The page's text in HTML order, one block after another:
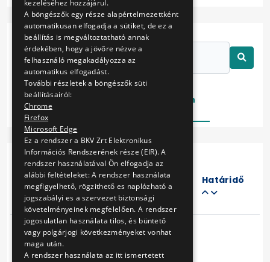
Folyamatban
Cím
Eljárás
száma
Határidő
kezeléséhez hozzájárul.
A böngészők egy része alapértelmezettként
automatikusan elfogadja a sütiket, de ez a
beállítás is megváltoztatható annak
érdekében, hogy a jövőre nézve a
felhasználó megakadályozza az
automatikus elfogadást.
További részletek a böngészők süti
beállításairól:
Chrome
Firefox
Microsoft Edge
Ez a rendszer a BKV Zrt Elektronikus
Információs Rendszerének része (EIR). A
rendszer használatával Ön elfogadja az
alábbi feltételeket: A rendszer használata
megfigyelhető, rögzithető es naplózható a
jogszabályi es a szervezet biztonsági
követelményeinek megfelelően. A rendszer
jogosulatlan használata tilos, és büntető
vagy polgárjogi következményeket vonhat
maga után.
A rendszer használata az itt ismertetett